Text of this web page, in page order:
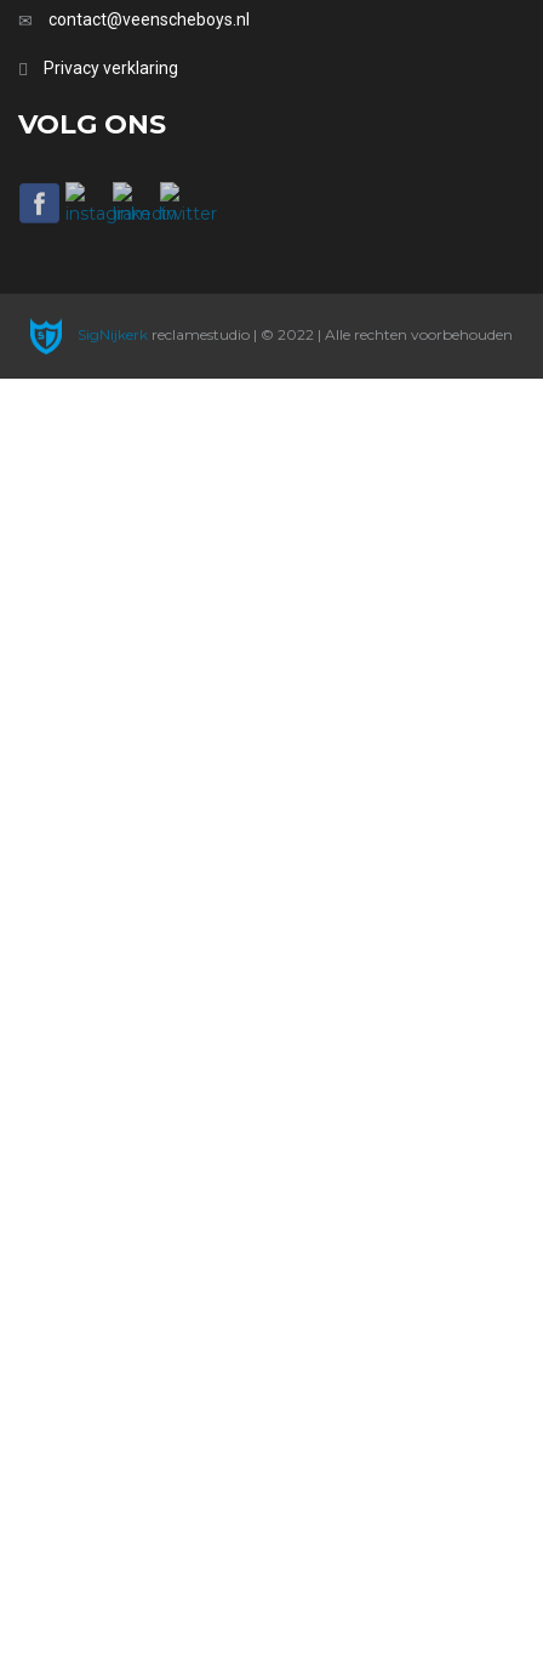
contact@veenscheboys.nl
Privacy verklaring
VOLG ONS
SigNijkerkreclamestudio | © 2022 | Alle rechten voorbehouden